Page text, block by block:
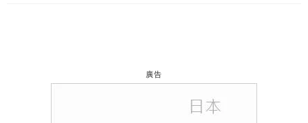
廣告